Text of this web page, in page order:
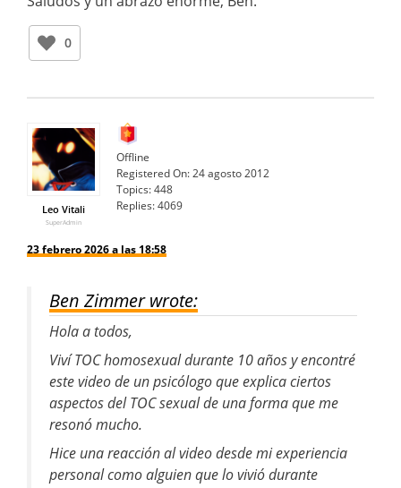
0
Leo Vitali
SuperAdmin
Offline
Registered On:24 agosto 2012
Topics:448
Replies:4069
23 febrero 2026 a las 18:58
Ben Zimmer wrote:
Hola a todos,
Viví TOC homosexual durante 10 años y encontré
este video de un psicólogo que explica ciertos
aspectos del TOC sexual de una forma que me
resonó mucho.
Hice una reacción al video desde mi experiencia
personal como alguien que lo vivió durante